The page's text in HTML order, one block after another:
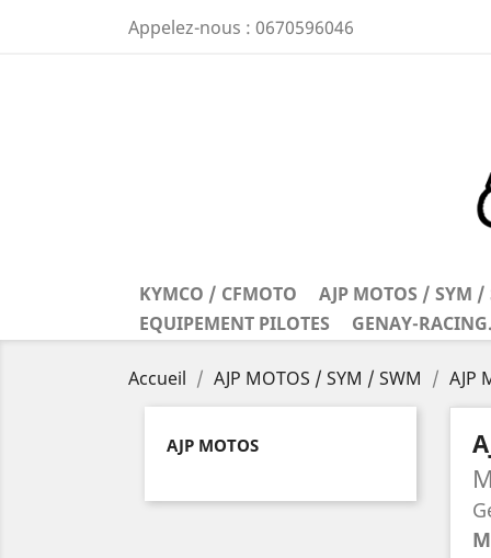
Appelez-nous : 0670596046
KYMCO / CFMOTO
AJP MOTOS / SYM /
EQUIPEMENT PILOTES
GENAY-
Accueil AJP MOTOS / SYM / SWM AJP
AJP MOTOS